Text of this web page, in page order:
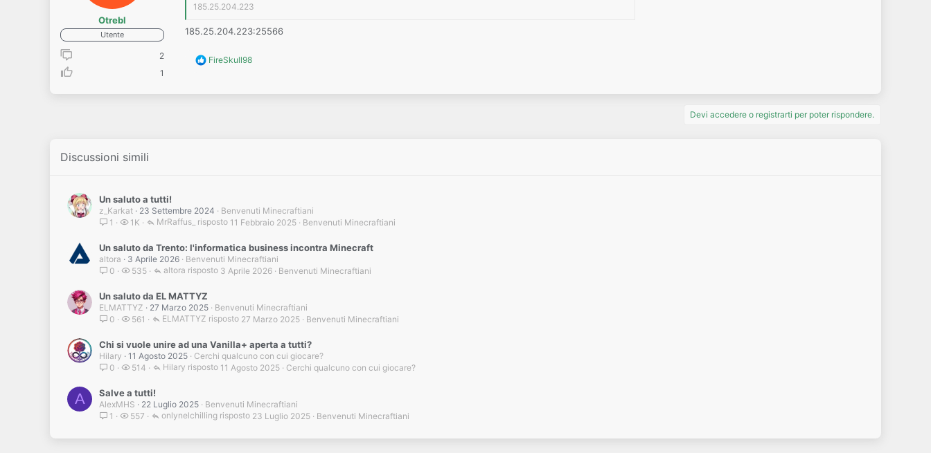
Otrebl
Utente
2
1
185.25.204.223
185.25.204.223:25566
R
c
FireSkull98
Devi accedere o registrarti per poter rispondere.
Discussioni simili
Un saluto a tutti!
z_Karkat 23 Settembre 2024
Benvenuti Minecraftiani
1
1K Benvenuti Minecraftiani
11 Febbraio 2025
MrRaffus_
Un saluto da Trento: l'informatica business incontra Minecraft
altora 3 Aprile 2026
Benvenuti Minecraftiani
0
535 Benvenuti Minecraftiani
3 Aprile 2026
altora
Un saluto da EL MATTYZ
ELMATTYZ 27 Marzo 2025
Benvenuti Minecraftiani
0
561 Benvenuti Minecraftiani
27 Marzo 2025
ELMATTYZ
Chi si vuole unire ad una Vanilla+ aperta a tutti?
Hilary 11 Agosto 2025
Cerchi qualcuno con cui giocare?
0
514 Cerchi qualcuno con cui giocare?
11 Agosto 2025
Hilary
A Salve a tutti!
AlexMHS 22 Luglio 2025
Benvenuti Minecraftiani
1
557 Benvenuti Minecraftiani
23 Luglio 2025
onlynelchilling